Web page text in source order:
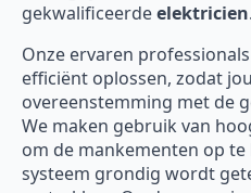
gekwalificeerdeelektricien.
Onze ervaren
efficiënt oplossen, zodat
overeenstemming met de
We maken gebruik van
om de mankementen op
systeem grondig wordt